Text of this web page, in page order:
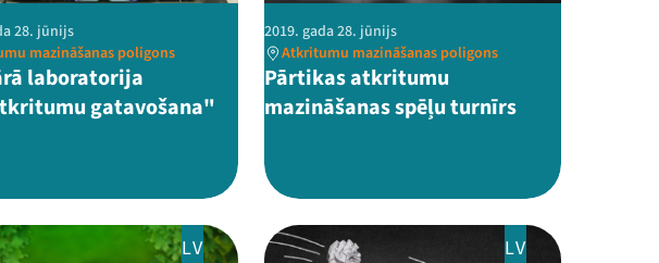
28. jūnijs
mazināšanas poligons
laboratorija
gatavošana"
2019. gada 28. jūnijs
Atkritumu mazināšanas poligons
Pārtikas atkritumu
mazināšanas spēļu turnīrs
LV LV